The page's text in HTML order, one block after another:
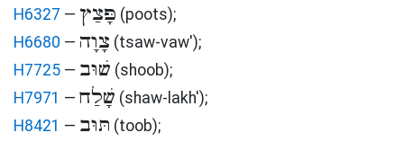
H6327 — פָּצַץ (poots);
H6680 — צָוָה (tsaw-vaw');
H7725 — שׁוּב (shoob);
H7971 — שָׁלַח (shaw-lakh');
H8421 — תּוּב (toob);